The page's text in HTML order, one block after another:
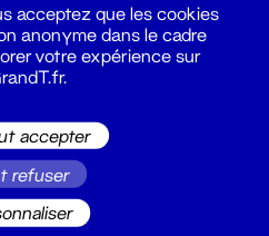
acceptez que les cookies
anonyme dans le cadre
votre expérience sur
accepter
refuser